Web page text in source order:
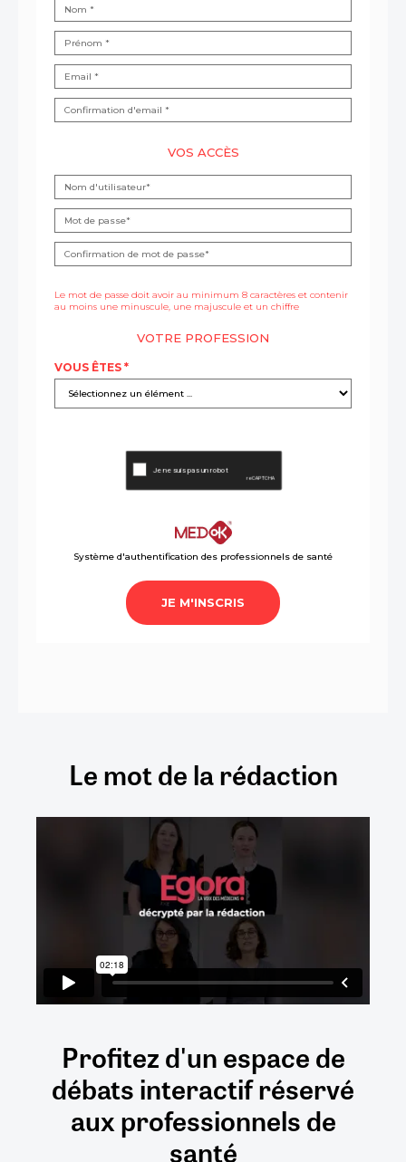
Le mot de la rédaction
Profitez d'un espace de
débatsinteractifréservé
auxprofessionnels de
santé